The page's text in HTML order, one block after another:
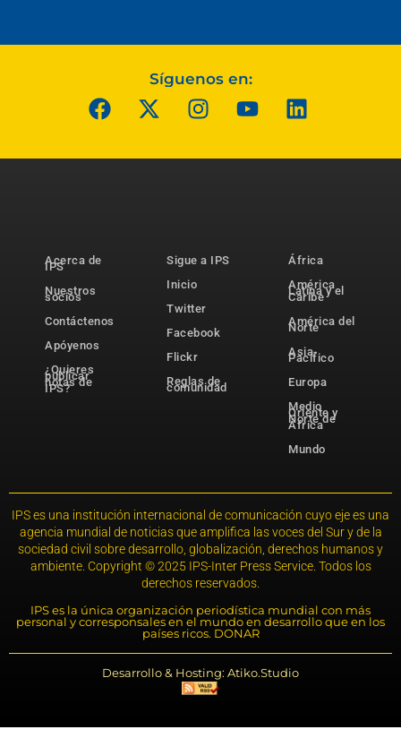
Síguenos en:
Acerca de
IPS
Nuestros
socios
Contáctenos
Apóyenos
¿Quieres
publicar
notas de
IPS?
Sigue a IPS
Inicio
Twitter
Facebook
Flickr
Reglas de
comunidad
África
América
Latina y el
Caribe
América del
Norte
Asia-
Pacífico
Europa
Medio
Oriente y
Norte de
África
Mundo
IPS es una institución internacional de comunicación cuyo eje es una
agencia mundial de noticias que amplifica las voces del Sur y de la
sociedad civil sobre desarrollo, globalización, derechos humanos y
ambiente. Copyright © 2025 IPS-Inter Press Service. Todos los
derechos reservados.
IPS es la única organización periodística mundial con más
personal y corresponsales en el mundo en desarrollo que en los
países ricos. DONAR
Desarrollo & Hosting: Atiko.Studio